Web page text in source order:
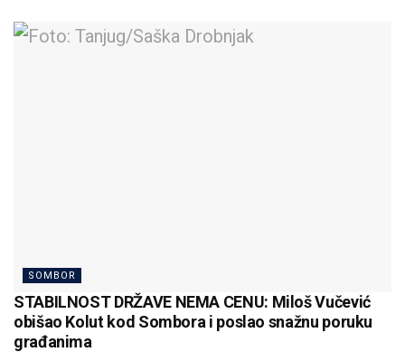
SOMBOR
STABILNOST DRŽAVE NEMA CENU: Miloš Vučević
obišao Kolut kod Sombora i poslao snažnu poruku
građanima